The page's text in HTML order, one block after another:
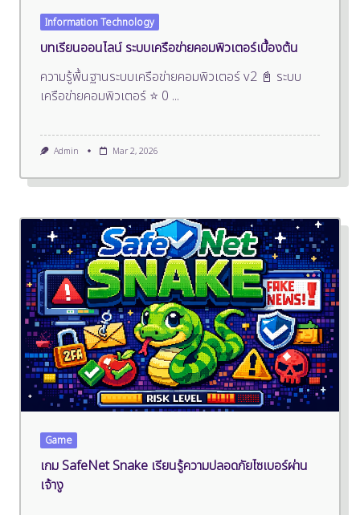
Information Technology
บทเรียนออนไลน์ ระบบเครือข่ายคอมพิวเตอร์เบื้องต้น
ความรู้พื้นฐานระบบเครือข่ายคอมพิวเตอร์ v2 📓 ระบบ
เครือข่ายคอมพิวเตอร์ ⭐ 0 ...
Admin Mar 2, 2026
Game
เกม SafeNet Snake เรียนรู้ความปลอดภัยไซเบอร์ผ่าน
เจ้างู